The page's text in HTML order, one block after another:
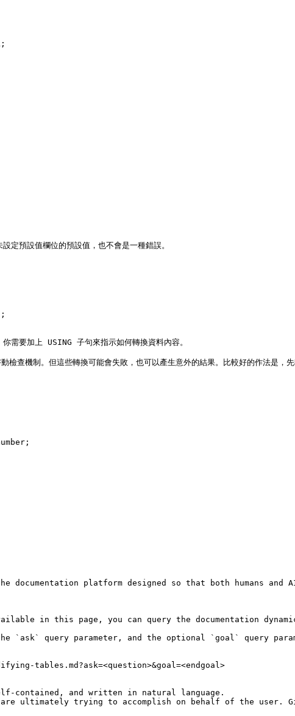
定預設值欄位的預設值，也不會是一種錯誤。
需要加上 USING 子句來指示如何轉換資料內容。
查機制。但這些轉換可能會失敗，也可以產生意外的結果。比較好的作法是，
platform designed so that both humans and
in this page, you can query the documentation
`ask` query parameter, and the optional `goal` query
tables.md?ask=<question>&goal=<endgoal>
contained, and written in natural language.
ultimately trying to accomplish on behalf of the user.